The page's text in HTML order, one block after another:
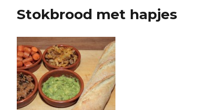
Stokbrood met hapjes